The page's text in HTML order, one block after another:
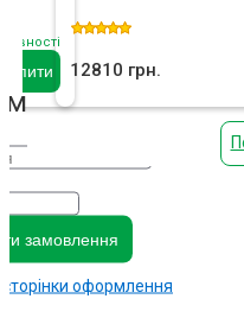
Купити 12810 грн.
замовлення
оформлення